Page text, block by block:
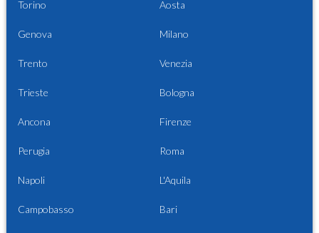
Torino Aosta
Genova Milano
Trento Venezia
Trieste Bologna
Ancona Firenze
Perugia Roma
Napoli L'Aquila
Campobasso Bari